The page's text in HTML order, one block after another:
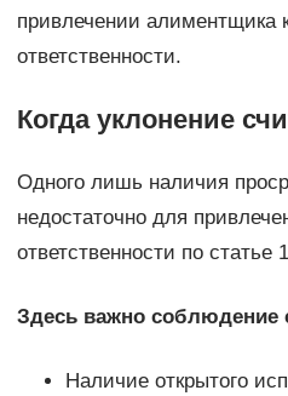
привлечении алиментщика
ответственности.
Когда уклонение
Одного лишь наличия
недостаточно для
ответственности по
Здесь важно соблюдение
Наличие открытого